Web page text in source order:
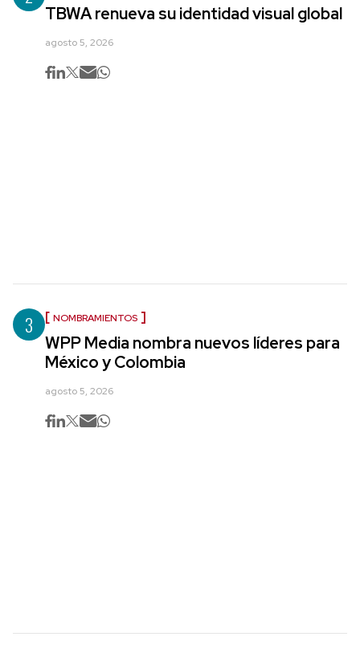
TBWA renueva su identidad visual global
agosto 5, 2026
3 NOMBRAMIENTOS
WPP Media nombra nuevos líderes para
México y Colombia
agosto 5, 2026